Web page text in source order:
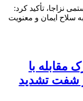
تیپ ۲۸۴ شهید رستمی نزاجا، تأکید کرد:
سلاح ایمان و معنویت
با
شفت تشدید